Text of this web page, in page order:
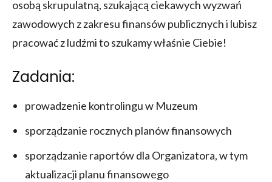
osobą skrupulatną, szukającą ciekawych wyzwań
zawodowych z zakresu finansów publicznych i lubisz
pracować z ludźmi to szukamy właśnie Ciebie!
Zadania:
prowadzenie kontrolingu w Muzeum
sporządzanie rocznych planów finansowych
sporządzanie raportów dla Organizatora, w tym
aktualizacji planu finansowego